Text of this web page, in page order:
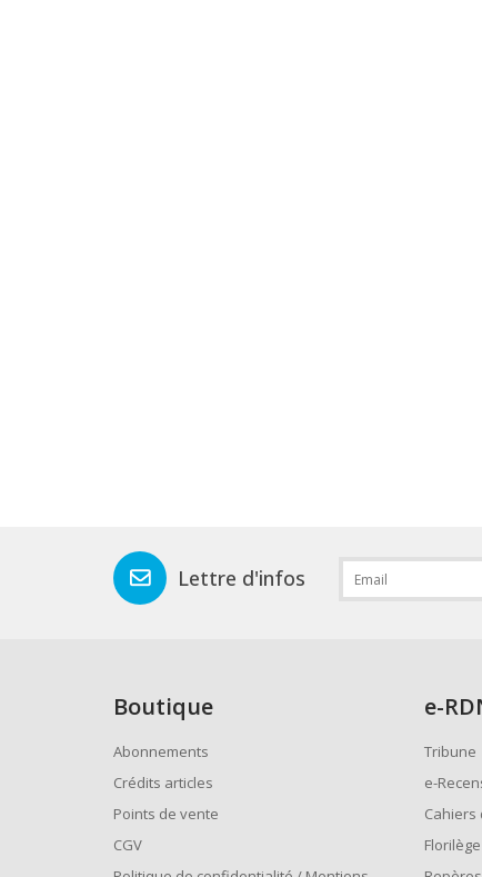
Lettre d'infos
Boutique
Abonnements
Crédits articles
Points de vente
CGV
e-
Tribune
e-
Cahiers